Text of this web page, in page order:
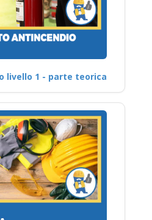
livello 1 - parte teorica